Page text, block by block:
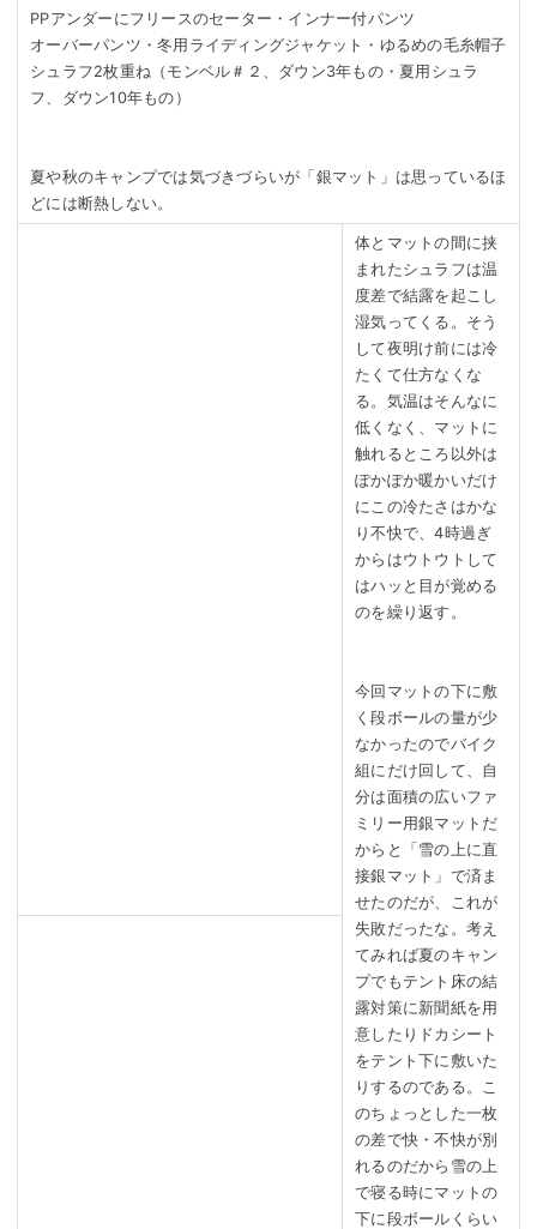
PPアンダーにフリースのセーター・インナー付パンツ
オーバーパンツ・冬用ライディングジャケット・ゆるめの毛糸帽子
シュラフ2枚重ね（モンベル＃２、ダウン3年もの・夏用シュラ
フ、ダウン10年もの）
夏や秋のキャンプでは気づきづらいが「銀マット」は思っているほ
どには断熱しない。
体とマットの間に挟
まれたシュラフは温
度差で結露を起こし
湿気ってくる。そう
して夜明け前には冷
たくて仕方なくな
る。気温はそんなに
低くなく、マットに
触れるところ以外は
ぽかぽか暖かいだけ
にこの冷たさはかな
り不快で、4時過ぎ
からはウトウトして
はハッと目が覚める
のを繰り返す。
今回マットの下に敷
く段ボールの量が少
なかったのでバイク
組にだけ回して、自
分は面積の広いファ
ミリー用銀マットだ
からと「雪の上に直
接銀マット」で済ま
せたのだが、これが
失敗だったな。考え
てみれば夏のキャン
プでもテント床の結
露対策に新聞紙を用
意したりドカシート
をテント下に敷いた
りするのである。こ
のちょっとした一枚
の差で快・不快が別
れるのだから雪の上
で寝る時にマットの
下に段ボールくらい